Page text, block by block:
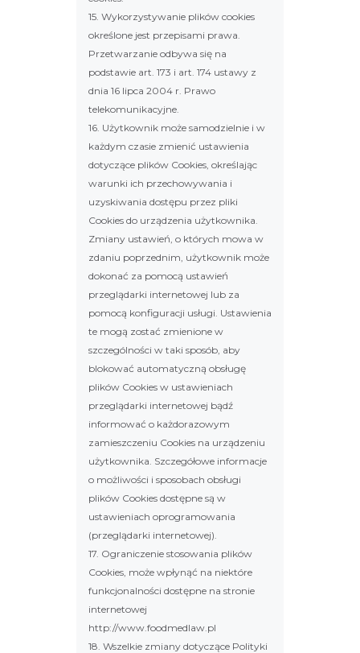
15. Wykorzystywanie plików cookies
określone jest przepisami prawa.
Przetwarzanie odbywa się na
podstawie art. 173 i art. 174 ustawy z
dnia 16 lipca 2004 r. Prawo
telekomunikacyjne.
16. Użytkownik może samodzielnie i w
każdym czasie zmienić ustawienia
dotyczące plików Cookies, określając
warunki ich przechowywania i
uzyskiwania dostępu przez pliki
Cookies do urządzenia użytkownika.
Zmiany ustawień, o których mowa w
zdaniu poprzednim, użytkownik może
dokonać za pomocą ustawień
przeglądarki internetowej lub za
pomocą konfiguracji usługi. Ustawienia
te mogą zostać zmienione w
szczególności w taki sposób, aby
blokować automatyczną obsługę
plików Cookies w ustawieniach
przeglądarki internetowej bądź
informować o każdorazowym
zamieszczeniu Cookies na urządzeniu
użytkownika. Szczegółowe informacje
o możliwości i sposobach obsługi
plików Cookies dostępne są w
ustawieniach oprogramowania
(przeglądarki internetowej).
17. Ograniczenie stosowania plików
Cookies, może wpłynąć na niektóre
funkcjonalności dostępne na stronie
internetowej
http://www.foodmedlaw.pl
18. Wszelkie zmiany dotyczące Polityki